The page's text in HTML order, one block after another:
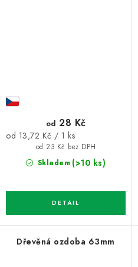
Skladem (>10 ks)
od 23 Kč bez DPH
od 28 Kč
Měrná
od 13,72 Kč / 1 ks
Dřevěná ozdoba 63mm